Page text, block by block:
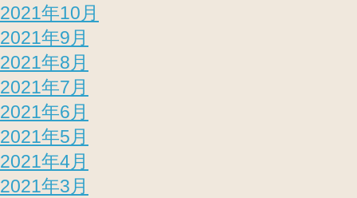
2021年10月
2021年9月
2021年8月
2021年7月
2021年6月
2021年5月
2021年4月
2021年3月